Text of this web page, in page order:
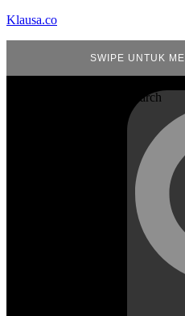
Klausa.co
SWIPE UNTUK
Search